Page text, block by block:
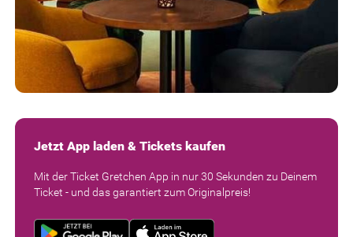
Jetzt App laden & Tickets kaufen
Mit der Ticket Gretchen App in nur 30 Sekunden zu Deinem
Ticket - und das garantiert zum Originalpreis!